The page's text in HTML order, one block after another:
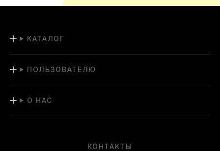
КАТАЛОГ
ПОЛЬЗОВАТЕЛЮ
О НАС
КОНТАКТЫ